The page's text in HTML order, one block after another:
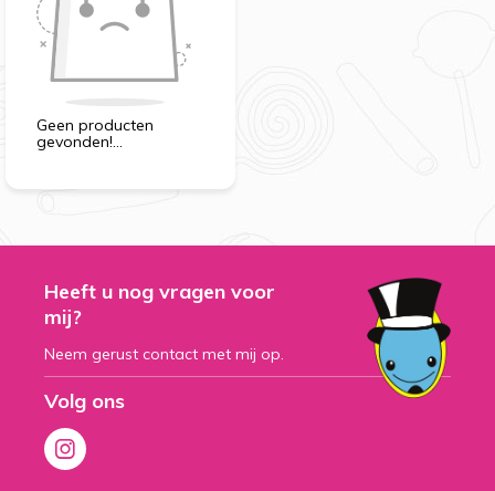
Geen producten
gevonden!...
Heeft u nog vragen voor
mij?
Neem gerust contact met mij op.
Volg ons